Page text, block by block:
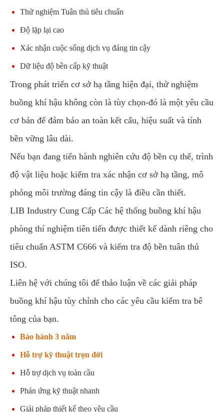
Thử nghiệm Tuân thủ tiêu chuẩn
Độ lặp lại cao
Xác nhận cuộc sống dịch vụ đáng tin cậy
Dữ liệu độ bền cấp kỹ thuật
Trong phát triển cơ sở hạ tầng hiện đại, thử nghiệm
buồng khí hậu không còn là tùy chọn-đó là một yêu cầu
cơ bản để đảm bảo an toàn kết cấu, hiệu suất và tính
bền vững lâu dài.
Nếu bạn đang tiến hành nghiên cứu độ bền cụ thể, trình
độ vật liệu hoặc kiểm tra xác nhận cơ sở hạ tầng, mô
phỏng môi trường đáng tin cậy là điều cần thiết.
LIB Industry Cung Cấp Các hệ thống buồng khí hậu
phòng thí nghiệm tiên tiến được thiết kế dành riêng cho
tiêu chuẩn ASTM C666 và kiểm tra độ bền tuân thủ
ISO.
Liên hệ với chúng tôi để thảo luận về các giải pháp
buồng khí hậu tùy chỉnh cho các yêu cầu kiểm tra bê
tông của bạn.
Bảo hành 3 năm
Hỗ trợ kỹ thuật trọn đời
Hỗ trợ dịch vụ toàn cầu
Phản ứng kỹ thuật nhanh
Giải pháp thiết kế theo yêu cầu